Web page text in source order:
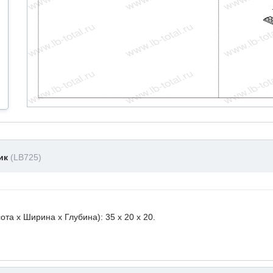
(LB725)
х Ширина х Глубина): 35 x 20 х 20.